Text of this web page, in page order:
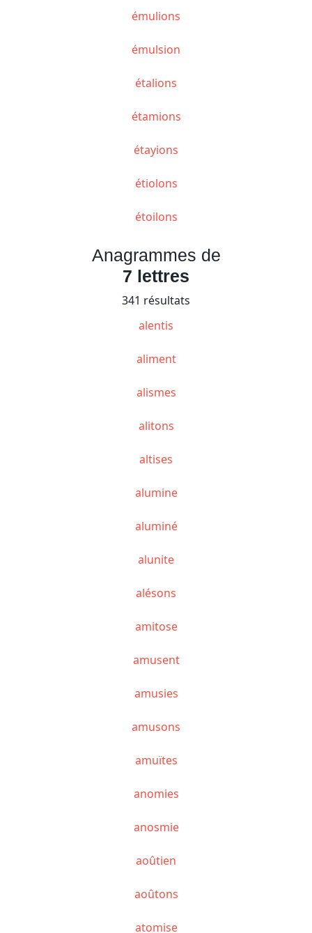
émulions
émulsion
étalions
étamions
étayions
étiolons
étoilons
Anagrammes de
7 lettres
341 résultats
alentis
aliment
alismes
alitons
altises
alumine
aluminé
alunite
alésons
amitose
amusent
amusies
amusons
amuïtes
anomies
anosmie
aoûtien
aoûtons
atomise